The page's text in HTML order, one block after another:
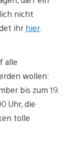
nicht
ihr hier.
alle
wollen:
bis zum 19.
Uhr, die
tolle